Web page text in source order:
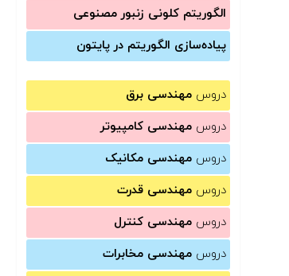
الگوریتم کلونی زنبور مصنوعی
پیاده‌سازی الگوریتم در پایتون
دروس مهندسی برق
دروس مهندسی کامپیوتر
دروس مهندسی مکانیک
دروس مهندسی قدرت
دروس مهندسی کنترل
دروس مهندسی مخابرات